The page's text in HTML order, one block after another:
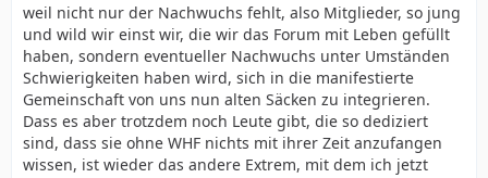
weil nicht nur der Nachwuchs fehlt, also Mitglieder, so jung
und wild wir einst wir, die wir das Forum mit Leben gefüllt
haben, sondern eventueller Nachwuchs unter Umständen
Schwierigkeiten haben wird, sich in die manifestierte
Gemeinschaft von uns nun alten Säcken zu integrieren.
Dass es aber trotzdem noch Leute gibt, die so dediziert
sind, dass sie ohne WHF nichts mit ihrer Zeit anzufangen
wissen, ist wieder das andere Extrem, mit dem ich jetzt